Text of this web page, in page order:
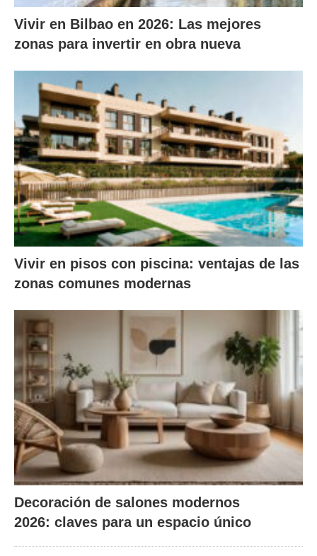
Vivir en Bilbao en 2026: Las mejores
zonas para invertir en obra nueva
Vivir en pisos con piscina: ventajas de las
zonas comunes modernas
Decoración de salones modernos
2026: claves para un espacio único